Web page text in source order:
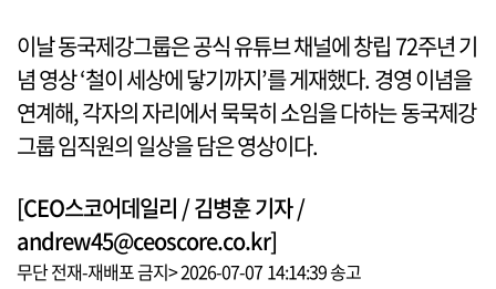
이날 동국제강그룹은 공식 유튜브 채널에 창립 72주년 기
념 영상 ‘철이 세상에 닿기까지’를 게재했다. 경영 이념을
연계해, 각자의 자리에서 묵묵히 소임을 다하는 동국제강
그룹 임직원의 일상을 담은 영상이다.
[CEO스코어데일리 / 김병훈 기자 /
andrew45@ceoscore.co.kr]
무단 전재-재배포 금지> 2026-07-07 14:14:39 송고